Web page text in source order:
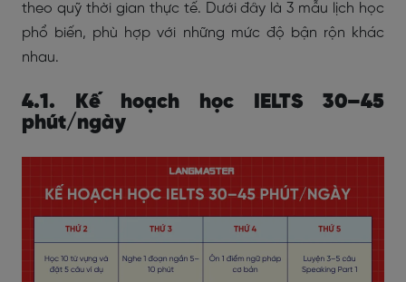
theo quỹ thời gian thực tế. Dưới đây là 3 mẫu lịch học
phổ biến, phù hợp với những mức độ bận rộn khác
nhau.
4.1. Kế hoạch học IELTS 30–45
phút/ngày